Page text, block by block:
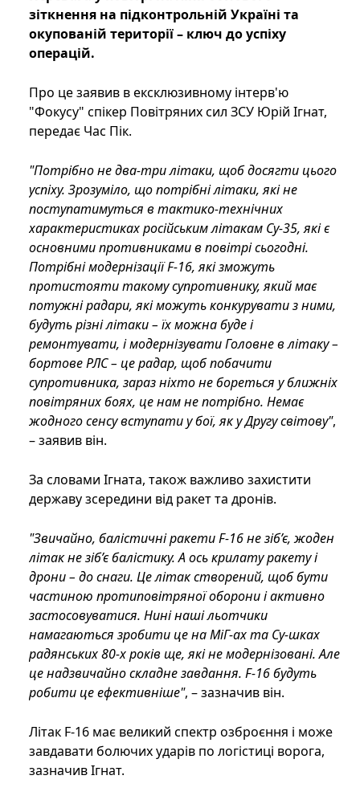
зіткнення на підконтрольній Україні та
окупованій території – ключ до успіху
операцій.
Про це заявив в ексклюзивному інтерв'ю
"Фокусу" спікер Повітряних сил ЗСУ Юрій Ігнат,
передає Час Пік.
"Потрібно не два-три літаки, щоб досягти цього
успіху. Зрозуміло, що потрібні літаки, які не
поступатимуться в тактико-технічних
характеристиках російським літакам Су-35, які є
основними противниками в повітрі сьогодні.
Потрібні модернізації F-16, які зможуть
протистояти такому супротивнику, який має
потужні радари, які можуть конкурувати з ними,
будуть різні літаки – їх можна буде і
ремонтувати, і модернізувати Головне в літаку –
бортове РЛС – це радар, щоб побачити
супротивника, зараз ніхто не бореться у ближніх
повітряних боях, це нам не потрібно. Немає
жодного сенсу вступати у бої, як у Другу світову",
– заявив він.
За словами Ігната, також важливо захистити
державу зсередини від ракет та дронів.
"Звичайно, балістичні ракети F-16 не зіб’є, жоден
літак не зіб’є балістику. А ось крилату ракету і
дрони – до снаги. Це літак створений, щоб бути
частиною протиповітряної оборони і активно
застосовуватися. Нині наші льотчики
намагаються зробити це на МіГ-ах та Су-шках
радянських 80-х років ще, які не модернізовані. Але
це надзвичайно складне завдання. F-16 будуть
робити це ефективніше", – зазначив він.
Літак F-16 має великий спектр озброєння і може
завдавати болючих ударів по логістиці ворога,
зазначив Ігнат.